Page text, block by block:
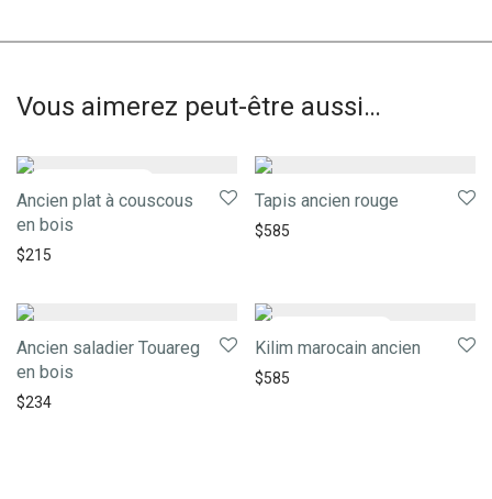
Vous aimerez peut-être aussi…
Ancien plat à couscous
en bois
$215
Tapis ancien rouge
$585
Ancien saladier Touareg
en bois
$234
Kilim marocain ancien
$585